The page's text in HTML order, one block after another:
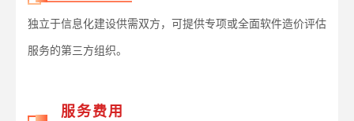
独立于信息化建设供需双方，可提供专项或全面软件造价评估
服务的第三方组织。
服务费用